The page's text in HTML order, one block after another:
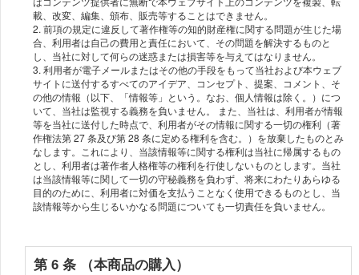
載、改変、編集、頒布、販売等することはできません。
2. 前項の規定に違反して著作権等の知的財産権に関する問題が⽣じた場
合、利⽤者は⾃⼰の費⽤と責任において、その問題を解決するものと
し、当社に対して何らの迷惑または損害等を与えてはなりません。
3. 利⽤者が電⼦メールまたはその他の⼿段をもって当社および本ウェブ
サイトに送付するすべてのアイデア、コンセプト、提案、コメント、そ
の他の情報（以下、「情報等」という。なお、個⼈情報は除く。）につ
いて、当社は監視する義務を負いません。 また、当社は、利⽤者が情報
等を当社に送付した時点で、利⽤者がその情報に関する⼀切の権利（著
作権法第 27 条及び第 28 条に定める権利を含む。）を放棄したものとみ
なします。これにより、当該情報等に関する権利は当社に帰属するもの
とし、利⽤者は著作者⼈格権等の権利を⾏使しないものとします。当社
は当該情報等に関して⼀切の守秘義務を負わず、将来にわたりあらゆる
⽬的のために、利⽤者に対価を⽀払うことなく使⽤できるものとし、当
第 6 条 （本商品の購⼊）